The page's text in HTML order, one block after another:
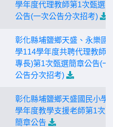
學年度代理教師第1次甄選
公告(一次公告分次招考)
彰化縣埔鹽鄉天盛、永樂國
學114學年度共聘代理教師(
專長)第1次甄選簡章公告(一
公告分次招考)
彰化縣埔鹽鄉天盛國民小學
學年度教學支援老師第1次
簡章公告